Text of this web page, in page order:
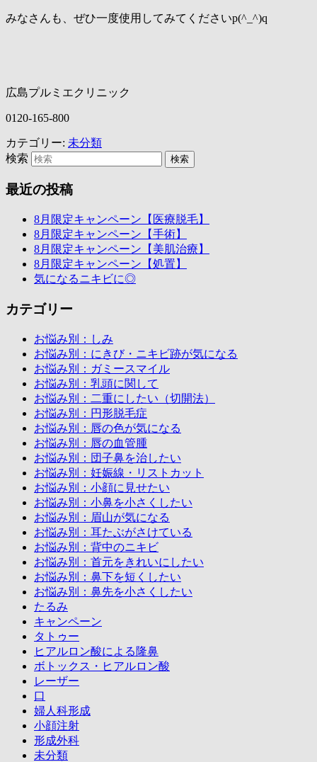
みなさんも、ぜひ一度使用してみてくださいp(^_^)q
広島プルミエクリニック
0120-165-800
カテゴリー: 未分類
検索
最近の投稿
8月限定キャンペーン【医療脱毛】
8月限定キャンペーン【手術】
8月限定キャンペーン【美肌治療】
8月限定キャンペーン【処置】
気になるニキビに◎
カテゴリー
お悩み別：しみ
お悩み別：にきび・ニキビ跡が気になる
お悩み別：ガミースマイル
お悩み別：乳頭に関して
お悩み別：二重にしたい（切開法）
お悩み別：円形脱毛症
お悩み別：唇の色が気になる
お悩み別：唇の血管腫
お悩み別：団子鼻を治したい
お悩み別：妊娠線・リストカット
お悩み別：小顔に見せたい
お悩み別：小鼻を小さくしたい
お悩み別：眉山が気になる
お悩み別：耳たぶがさけている
お悩み別：背中のニキビ
お悩み別：首元をきれいにしたい
お悩み別：鼻下を短くしたい
お悩み別：鼻先を小さくしたい
たるみ
キャンペーン
タトゥー
ヒアルロン酸による隆鼻
ボトックス・ヒアルロン酸
レーザー
口
婦人科形成
小顔注射
形成外科
未分類